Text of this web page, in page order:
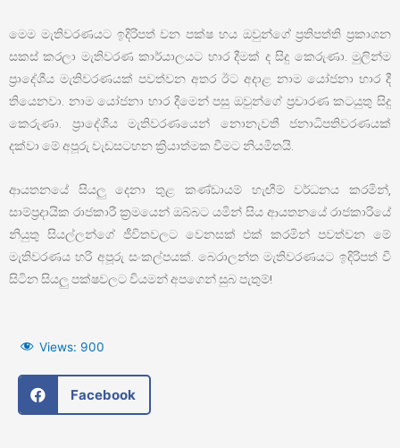
මෙම මැතිවරණයට ඉදිරිපත් වන පක්ෂ හය ඔවුන්ගේ ප්‍රතිපත්ති ප්‍රකාශන
සකස් කරලා මැතිවරණ කාර්යාලයට භාර දීමක් ද සිදු කෙරුණා. මුලින්ම
ප්‍රාදේශීය මැතිවරණයක් පවත්වන අතර ඊට අදාළ නාම යෝජනා භාර දී
තියෙනවා. නාම යෝජනා භාර දීමෙන් පසු ඔවුන්ගේ ප්‍රචාරණ කටයුතු සිදු
කෙරුණා. ප්‍රාදේශීය මැතිවරණයෙන් නොනැවතී ජනාධිපතිවරණයක්
දක්වා මේ අපූරු වැඩසටහන ක්‍රියාත්මක වීමට නියමිතයි.
ආයතනයේ සියලු දෙනා තුළ කණ්ඩායම් හැඟීම් වර්ධනය කරමින්,
සාම්ප්‍රදායික රාජකාරී ක්‍රමයෙන් ඔබ්බට යමින් සිය ආයතනයේ රාජකාරියේ
නියුතු සියල්ලන්ගේ ජීවිතවලට වෙනසක් එක් කරමින් පවත්වන මේ
මැතිවරණය හරි අපූරු සංකල්පයක්. බෙරාලන්ත මැතිවරණයට ඉදිරිපත් වී
සිටින සියලු පක්ෂවලට වියමන් අපගෙන් සුබ පැතුම්!
Views: 900
Facebook